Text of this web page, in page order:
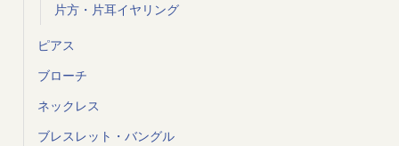
片方・片耳イヤリング
ピアス
ブローチ
ネックレス
ブレスレット・バングル